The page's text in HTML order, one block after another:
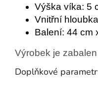
Výška víka: 5
Vnitřní
Balení: 44 cm
Výrobek je
Doplňkové